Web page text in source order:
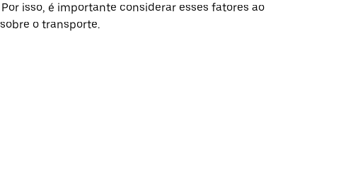
isso, é importante considerar esses fatores ao
o transporte.